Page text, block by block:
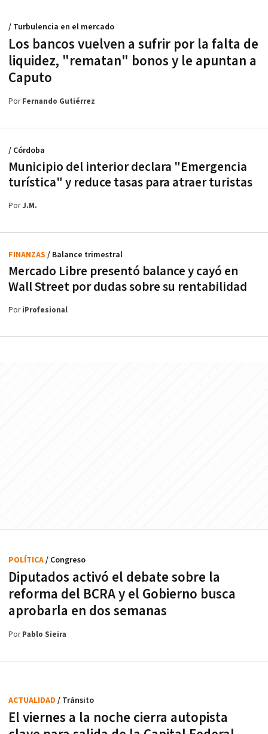
Los bancos vuelven a sufrir por la falta de
liquidez, "rematan" bonos y le apuntan a
Caputo
/ Turbulencia en el mercado
PorFernando Gutiérrez
Municipio del interior declara "Emergencia
turística" y reduce tasas para atraer turistas
/ Córdoba
PorJ.M.
Mercado Libre presentó balance y cayó en
Wall Street por dudas sobre su rentabilidad
FINANZAS / Balance trimestral
PoriProfesional
Diputados activó el debate sobre la
reforma del BCRA y el Gobierno busca
aprobarla en dos semanas
POLÍTICA/ Congreso
PorPablo Sieira
El viernes a la noche cierra autopista
ACTUALIDAD / Tránsito